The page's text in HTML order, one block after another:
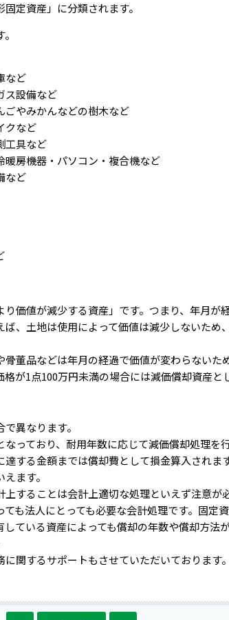
定資産」に分類されます。
ど
ス設備など
みかんなどの樹木など
など
具など
房機器・パソコン・複合機など
など
価値が減少する資産」です。つまり、年月が
、土地は使用によって価値は減少しないため
董品などは年月の経過で価値が変わらないた
が1点100万円未満の場合には減価償却資産と
異なります。
っており、耐用年数に応じて減価償却処理を
する金額までは償却費として損金算入されま
ます。
することは会計上適切な処理といえず注意が
も法人にとっても必要な会計処理です。固定
ている資産によっても償却の年数や償却方法
関するサポートもさせていただいております